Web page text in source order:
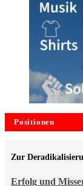
Positionen
Erfolg und
Zur